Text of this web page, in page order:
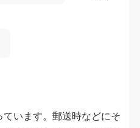
います。郵送時などにそ